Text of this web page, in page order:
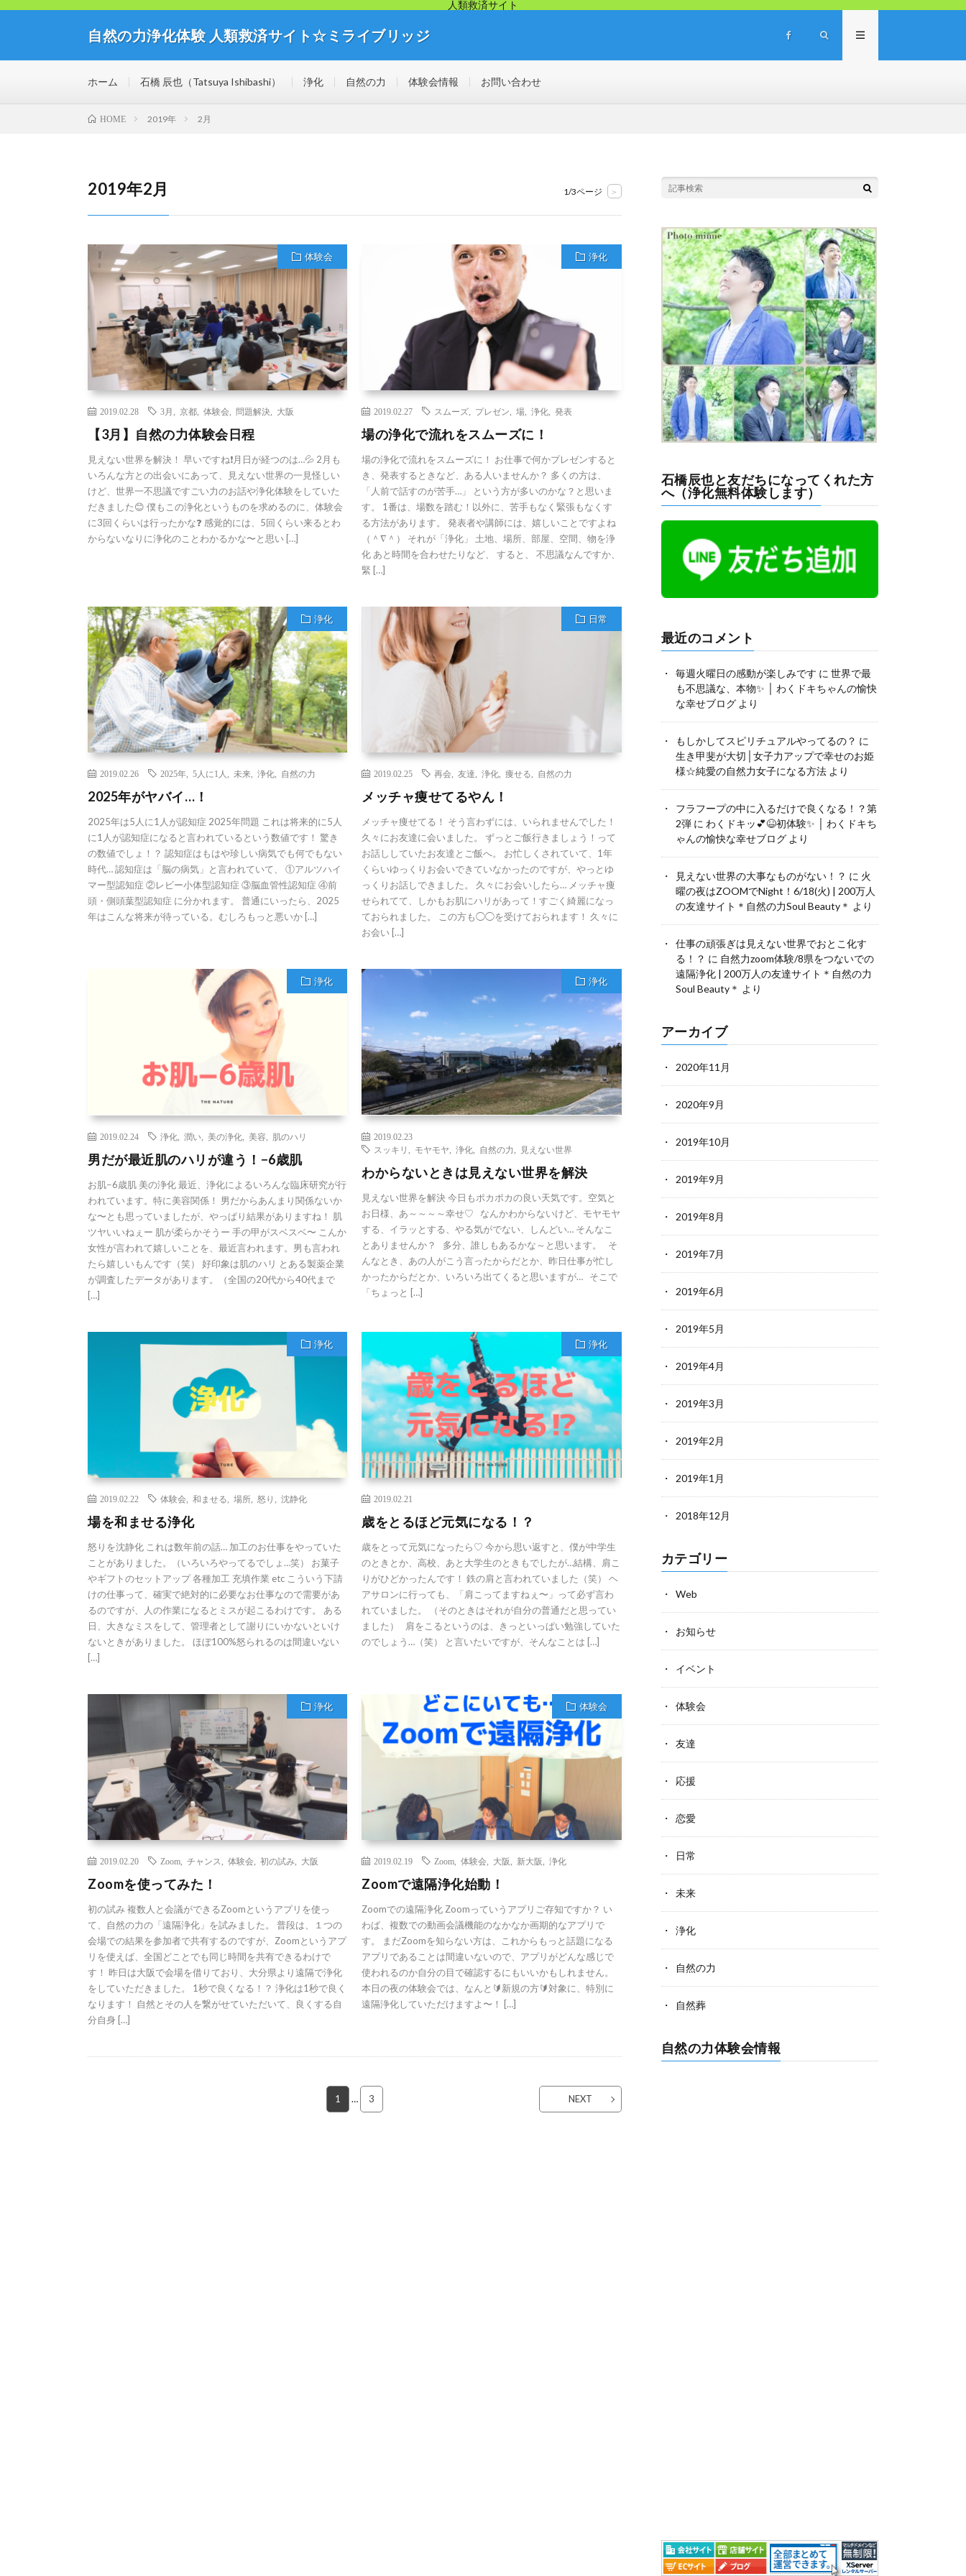
人類救済サイト
自然の力浄化体験 人類救済サイト☆ミライブリッジ
思議な世界を体験してみませんか？
ホーム 石橋 辰也（Tatsuya Ishibashi） 浄化 自然の力 体験会情報 お問い合わせ
HOME 2019年 2月
2019年2月 1/3ページ >
体験会
2019.02.28 3月 京都 体験会 問題解決 大阪
【3月】自然の力体験会日程
見えない世界を解決！ 早いですね❗️月日が経つのは…💦 2月も
いろんな方との出会いにあって、見えない世界の一見怪しい
けど、世界一不思議ですごい力のお話や浄化体験をしていた
だきました😊 僕もこの浄化というものを求めるのに、体験会
に3回くらいは行ったかな❓ 感覚的には、5回くらい来るとわ
からないなりに浄化のことわかるかな〜と思い […]
浄化
2019.02.27 スムーズ プレゼン ,場 ,浄化 ,発表
場の浄化で流れをスムーズに！
場の浄化で流れをスムーズに！ お仕事で何かプレゼンすると
き、発表するときなど、ある人いませんか？ 多くの方は、
「人前で話すのが苦手…」 という方が多いのかな？と思いま
す。 1番は、場数を踏む！以外に、苦手もなく緊張もなくす
る方法があります。 発表者や講師には、嬉しいことですよね
（＾∇＾） それが「浄化」 土地、場所、部屋、空間、物を浄
化 あと時間を合わせたりなど、 すると、 不思議なんですか、
緊 […]
浄化
2019.02.26 2025年 5人に1人 未来 浄化 自然の力
2025年がヤバイ…！
2025年は5人に1人が認知症 2025年問題 これは将来的に5人
に1人が認知症になると言われているという数値です！ 驚き
の数値でしょ！？ 認知症はもはや珍しい病気でも何でもない
時代… 認知症は「脳の病気」と言われていて、 ①アルツハイ
マー型認知症 ②レビー小体型認知症 ③脳血管性認知症 ④前
頭・側頭葉型認知症 に分かれます。 普通にいったら、2025
年はこんな将来が待っている。むしろもっと悪いか […]
日常
2019.02.25 再会 ,友達 ,浄化 ,痩せる 自然の力
メッチャ痩せてるやん！
メッチャ痩せてる！ そう言わずには、いられませんでした！
久々にお友達に会いました。 ずっとご飯行きましょう！って
お話ししていたお友達とご飯へ。 お忙しくされていて、1年
くらいゆっくりお会いできていなかったのですが、やっとゆ
っくりお話しできました。 久々にお会いしたら… メッチャ痩
せられてて、しかもお肌にハリがあって！すごく綺麗になっ
ておられました。 この方も◯◯を受けておられます！ 久々に
お会い […]
浄化
2019.02.24 浄化 潤い 美の浄化 美容 肌のハリ
男だが最近肌のハリが違う！−6歳肌
お肌−6歳肌 美の浄化 最近、浄化によるいろんな臨床研究が行
われています。特に美容関係！ 男だからあんまり関係ないか
な〜とも思っていましたが、やっぱり結果がありますね！ 肌
ツヤいいねぇー 肌が柔らかそうー 手の甲がスベスベ〜 こんか
女性が言われて嬉しいことを、最近言われます。男も言われ
たら嬉しいもんです（笑） 好印象は肌のハリ とある製薬企業
が調査したデータがあります。（全国の20代から40代まで
[…]
浄化
2019.02.23
スッキリ
モヤモヤ ,浄化 自然の力 見えない世界
わからないときは見えない世界を解決
見えない世界を解決 今日もポカポカの良い天気です。空気と
お日様、あ～～～～幸せ♡ なんかわからないけど、モヤモヤ
する、イラッとする、やる気がでない、しんどい… そんなこ
とありませんか？ 多分、誰しもあるかな～と思います。 そ
んなとき、あの人がこう言ったからだとか、昨日仕事が忙し
かったからだとか、いろいろ出てくると思いますが… そこで
「ちょっと […]
浄化
2019.02.22 体験会 和ませる 場所 怒り 沈静化
場を和ませる浄化
怒りを沈静化 これは数年前の話… 加工のお仕事をやっていた
ことがありました。（いろいろやってるでしょ…笑） お菓子
やギフトのセットアップ 各種加工 充填作業 etc こういう下請
けの仕事って、確実で絶対的に必要なお仕事なので需要があ
るのですが、人の作業になるとミスが起こるわけです。 ある
日、大きなミスをして、管理者として謝りにいかないといけ
ないときがありました。 ほぼ100%怒られるのは間違いない
[…]
浄化
2019.02.21
歳をとるほど元気になる！？
歳をとって元気になったら♡ 今から思い返すと、僕が中学生
のときとか、高校、あと大学生のときもでしたが…結構、肩こ
りがひどかったんです！ 鉄の肩と言われていました（笑） ヘ
アサロンに行っても、「肩こってますねぇ〜」って必ず言わ
れていました。 （そのときはそれが自分の普通だと思ってい
ました） 肩をこるというのは、きっといっぱい勉強していた
のでしょう…（笑） と言いたいですが、そんなことは […]
浄化
2019.02.20 Zoom チャンス 体験会 初の試み 大阪
Zoomを使ってみた！
初の試み 複数人と会議ができるZoomというアプリを使っ
て、自然の力の「遠隔浄化」を試みました。 普段は、１つの
会場での結果を参加者で共有するのですが、Zoomというアプ
リを使えば、全国どことでも同じ時間を共有できるわけで
す！ 昨日は大阪で会場を借りており、大分県より遠隔で浄化
をしていただきました。 1秒で良くなる！？ 浄化は1秒で良く
なります！ 自然とその人を繋がせていただいて、良くする自
分自身 […]
体験会
2019.02.19 Zoom ,体験会 大阪 新大阪 ,浄化
Zoomで遠隔浄化始動！
Zoomでの遠隔浄化 Zoomっていうアプリご存知ですか？ い
わば、複数での動画会議機能のなかなか画期的なアプリで
す。 まだZoomを知らない方は、これからもっと話題になる
アプリであることは間違いないので、アプリがどんな感じで
使われるのか自分の目で確認するにもいいかもしれません。
本日の夜の体験会では、なんと🔰新規の方🔰対象に、特別に
遠隔浄化していただけますよ〜！ […]
1 … 3 NEXT
石橋辰也と友だちになってくれた方
へ（浄化無料体験します）
最近のコメント
毎週火曜日の感動が楽しみです に 世界で最
も不思議な、本物✨ │ わくドキちゃんの愉快
な幸せブログより
もしかしてスピリチュアルやってるの？ に
生き甲斐が大切│女子力アップで幸せのお姫
様☆純愛の自然力女子になる方法より
フラフープの中に入るだけで良くなる！？第
2弾に わくドキッ💕😆初体験✨ │ わくドキち
ゃんの愉快な幸せブログより
見えない世界の大事なものがない！？ に 火
曜の夜はZOOMでNight！6/18(火) | 200万人
の友達サイト＊自然の力Soul Beauty＊ より
仕事の頑張ぎは見えない世界でおとこ化す
る！？ に 自然力zoom体験/8県をつないでの
遠隔浄化 | 200万人の友達サイト＊自然の力
Soul Beauty＊ より
アーカイブ
2020年11月
2020年9月
2019年10月
2019年9月
2019年8月
2019年7月
2019年6月
2019年5月
2019年4月
2019年3月
2019年2月
2019年1月
2018年12月
カテゴリー
Web
お知らせ
イベント
体験会
友達
応援
恋愛
日常
未来
浄化
自然の力
自然葬
自然の力体験会情報